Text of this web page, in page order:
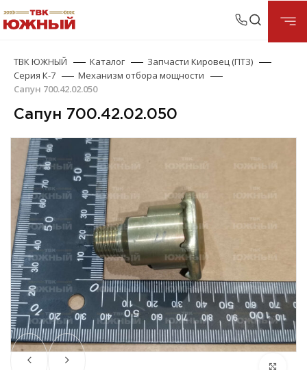
ТВК ЮЖНЫЙ Каталог
Запчасти Кировец (ПТЗ)
Серия К-7
Механизм отбора мощности
Сапун 700.42.02.050
Сапун 700.42.02.050